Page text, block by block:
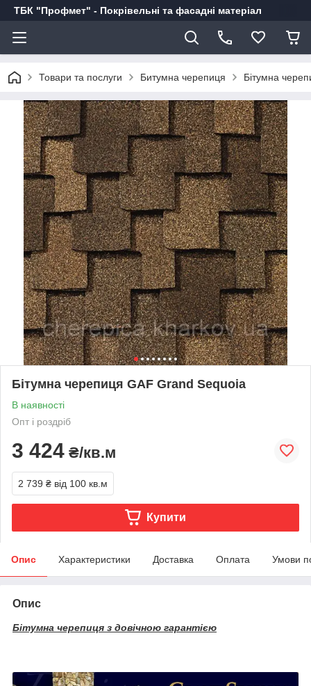
ТБК "Профмет" - Покрівельні та фасадні матеріал
Товари та послуги Битумна черепиця Бітумна
Бітумна черепиця GAF Grand Sequoia
В наявності
Опт і роздріб
3 424 ₴/кв.м
2 739 ₴ від 100 кв.м
Купити
Опис Характеристики Доставка Оплата Умови
Опис
Бітумна черепиця з довічною гарантією